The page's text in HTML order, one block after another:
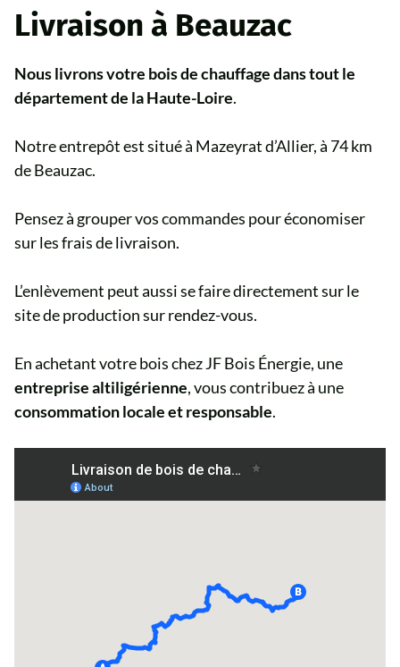
Livraison à Beauzac
Nous livrons votre bois de chauffage dans tout le
département de la Haute-Loire.
Notre entrepôt est situé à Mazeyrat d’Allier, à 74 km
de Beauzac.
Pensez à grouper vos commandes pour économiser
sur les frais de livraison.
L’enlèvement peut aussi se faire directement sur le
site de production sur rendez-vous.
En achetant votre bois chez JF Bois Énergie, une
entreprise altiligérienne, vous contribuez à une
consommation locale et responsable.